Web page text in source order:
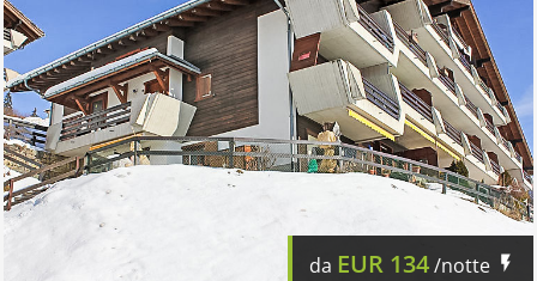
da EUR 134/notte